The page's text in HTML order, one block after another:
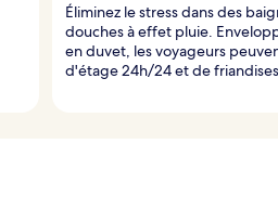
Éliminez le stress dans des
douches à effet pluie.
en duvet, les voyageurs
d'étage 24h/24 et de